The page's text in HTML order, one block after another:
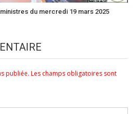
du mercredi 19 mars 2025
publiée. Les champs obligatoires sont